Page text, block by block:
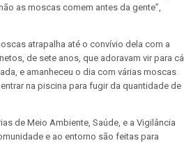
as moscas comem antes da gente”,
atrapalha até o convívio dela com a
de sete anos, que adoravam vir para cá
e amanheceu o dia com várias moscas
na piscina para fugir da quantidade de
de Meio Ambiente, Saúde, e a Vigilância
e ao entorno são feitas para